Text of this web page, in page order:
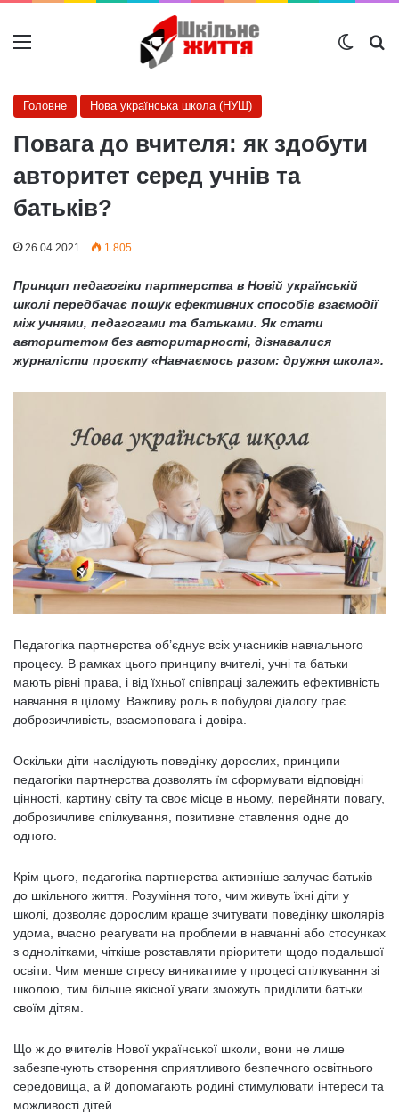
Меню
Головне Нова українська школа (НУШ)
Повага до вчителя: як здобути
авторитет серед учнів та
батьків?
26.04.2021 1 805
Принцип педагогіки партнерства в Новій українській
школі передбачає пошук ефективних способів взаємодії
між учнями, педагогами та батьками. Як стати
авторитетом без авторитарності, дізнавалися
журналісти проєкту «Навчаємось разом: дружня школа».
Педагогіка партнерства об’єднує всіх учасників навчального
процесу. В рамках цього принципу вчителі, учні та батьки
мають рівні права, і від їхньої співпраці залежить ефективність
навчання в цілому. Важливу роль в побудові діалогу грає
доброзичливість, взаємоповага і довіра.
Оскільки діти наслідують поведінку дорослих, принципи
педагогіки партнерства дозволять їм сформувати відповідні
цінності, картину світу та своє місце в ньому, перейняти повагу,
доброзичливе спілкування, позитивне ставлення одне до
одного.
Крім цього, педагогіка партнерства активніше залучає батьків
до шкільного життя. Розуміння того, чим живуть їхні діти у
школі, дозволяє дорослим краще зчитувати поведінку школярів
удома, вчасно реагувати на проблеми в навчанні або стосунках
з однолітками, чіткіше розставляти пріоритети щодо подальшої
освіти. Чим менше стресу виникатиме у процесі спілкування зі
школою, тим більше якісної уваги зможуть приділити батьки
своїм дітям.
Що ж до вчителів Нової української школи, вони не лише
забезпечують створення сприятливого безпечного освітнього
середовища, а й допомагають родині стимулювати інтереси та
можливості дітей.